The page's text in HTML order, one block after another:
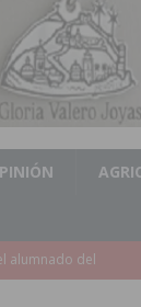
TORREVIEJA